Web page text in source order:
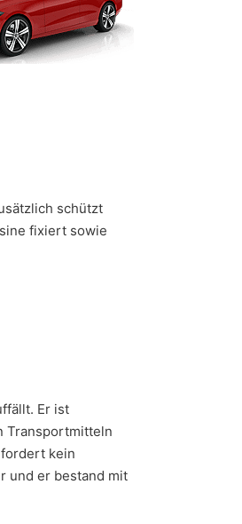
schützt
fixiert sowie
Er ist
Transportmitteln
kein
und er bestand mit